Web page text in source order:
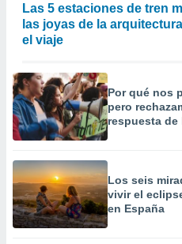
Las 5 estaciones de tren
las joyas de la
el viaje
Por qué nos
pero
respuesta de
Los seis
vivir el
en España